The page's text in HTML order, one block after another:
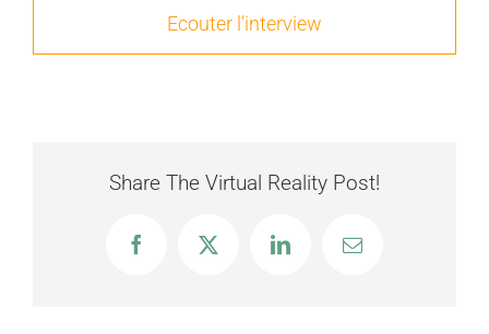
Ecouter l’interview
Share The Virtual Reality Post!
FacebookX LinkedInEmail